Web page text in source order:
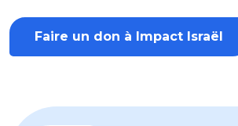
Faire un don à Impact Israël